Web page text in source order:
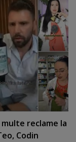
reclame la
Codin